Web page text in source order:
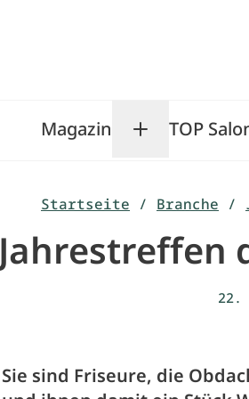
Magazin Toggle
TOP
Startseite / Branche /
Jahrestreffen
22.
Sie sind Friseure, die